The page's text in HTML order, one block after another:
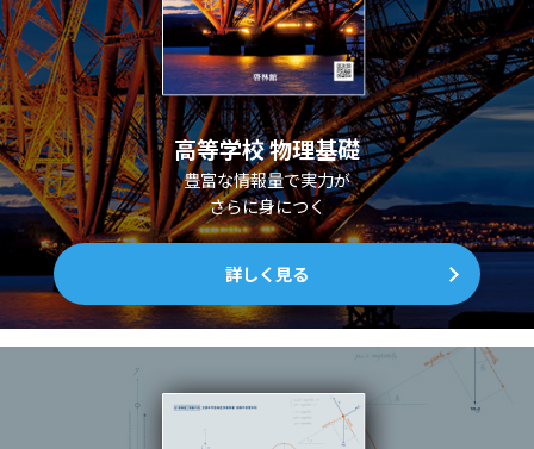
高等学校 物理基礎
豊富な情報量で実力が
さらに身につく
詳しく見る